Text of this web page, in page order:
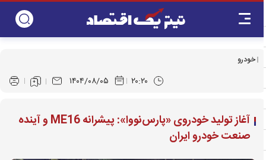
خودرو
۱۴۰۴/۰۸/۰۵ ۲۰:۲۰
آغاز تولید خودروی «پارس‌نووا»: پیشرانه ME16 و آینده
صنعت خودرو ایران